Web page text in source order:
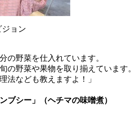
ョン
の野菜を仕入れています。
の野菜や果物を取り揃えています。
法なども教えますよ！」
ブシー」（ヘチマの味噌煮）